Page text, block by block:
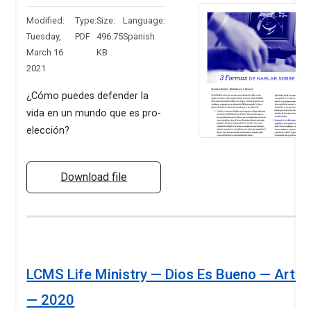
Modified:
Tuesday,
March 16
2021
Type:
PDF
Size:
496.75
KB
Language:
Spanish
¿Cómo puedes defender la
vida en un mundo que es pro-
elección?
Download file
LCMS Life Ministry — Dios Es Bueno —
— 2020